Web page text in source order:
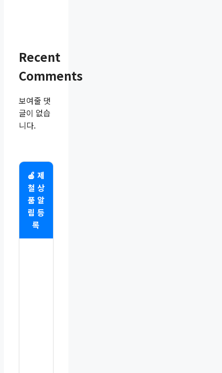
Recent
Comments
보여줄 댓
글이 없습
니다.
🍎 제
철 상
품 알
림 등
록